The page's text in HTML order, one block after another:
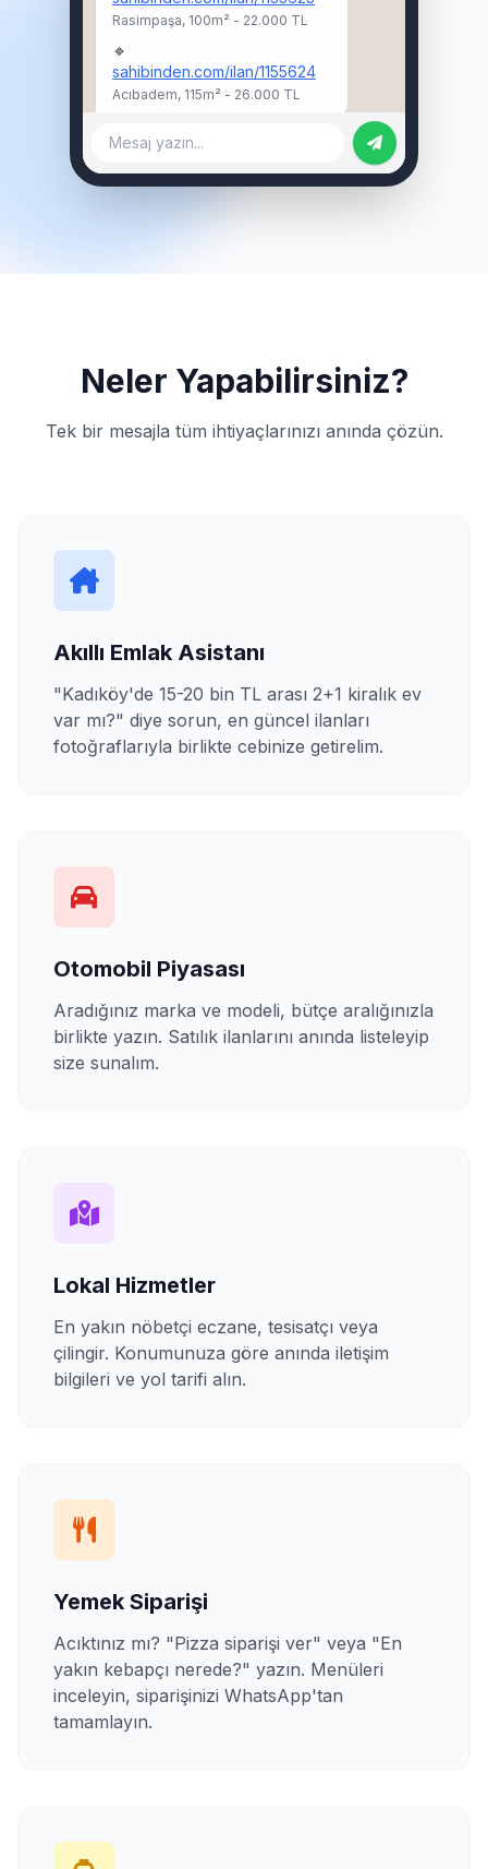
Rasimpaşa, 100m² - 22.000 TL
🔹
sahibinden.com/ilan/1155624
Acıbadem, 115m² - 26.000 TL
Mesaj yazın...
Neler Yapabilirsiniz?
Tek bir mesajla tüm ihtiyaçlarınızı anında çözün.
Akıllı Emlak Asistanı
"Kadıköy'de 15-20 bin TL arası 2+1 kiralık ev
var mı?" diye sorun, en güncel ilanları
fotoğraflarıyla birlikte cebinize getirelim.
Otomobil Piyasası
Aradığınız marka ve modeli, bütçe aralığınızla
birlikte yazın. Satılık ilanlarını anında listeleyip
size sunalım.
Lokal Hizmetler
En yakın nöbetçi eczane, tesisatçı veya
çilingir. Konumunuza göre anında iletişim
bilgileri ve yol tarifi alın.
Yemek Siparişi
Acıktınız mı? "Pizza siparişi ver" veya "En
yakın kebapçı nerede?" yazın. Menüleri
inceleyin, siparişinizi WhatsApp'tan
tamamlayın.